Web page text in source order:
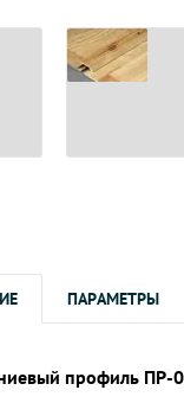
ПАРАМЕТРЫ
профиль ПР-